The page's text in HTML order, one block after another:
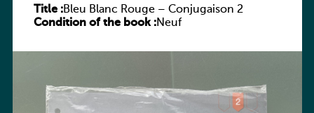
Title :Bleu Blanc Rouge – Conjugaison 2
Condition of the book :Neuf